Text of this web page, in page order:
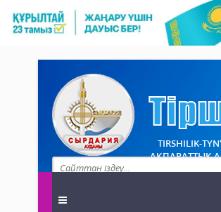
TIRSHILIK-
АҚПАРАТТЫҚ